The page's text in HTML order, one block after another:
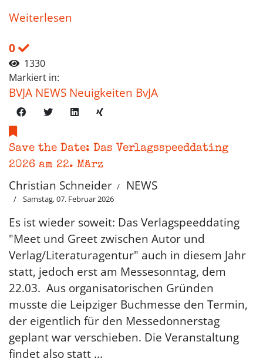
Weiterlesen
0
1330
Markiert in:
BVJA NEWS Neuigkeiten BvJA
Save the Date: Das Verlagsspeeddating
2026 am 22. März
Christian Schneider NEWS
Samstag, 07. Februar 2026
Es ist wieder soweit: Das Verlagspeeddating
"Meet und Greet zwischen Autor und
Verlag/Literaturagentur" auch in diesem Jahr
statt, jedoch erst am Messesonntag, dem
22.03. Aus organisatorischen Gründen
musste die Leipziger Buchmesse den Termin,
der eigentlich für den Messedonnerstag
geplant war verschieben. Die Veranstaltung
findet also statt ...